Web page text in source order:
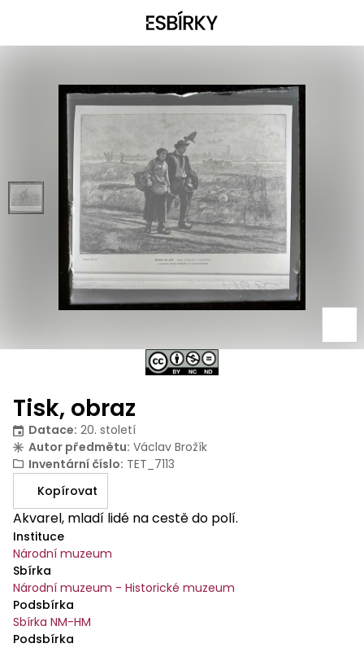
Tisk, obraz
Datace: 20. století
Autor předmětu: Václav Brožík
Inventární číslo: TET_7113
Kopírovat
Akvarel, mladí lidé na cestě do polí.
Instituce
Národní muzeum
Sbírka
Národní muzeum - Historické muzeum
Podsbírka
Sbírka NM-HM
Podsbírka